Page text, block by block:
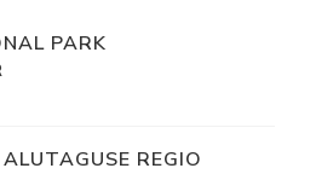
PARK
ALUTAGUSE REGIO